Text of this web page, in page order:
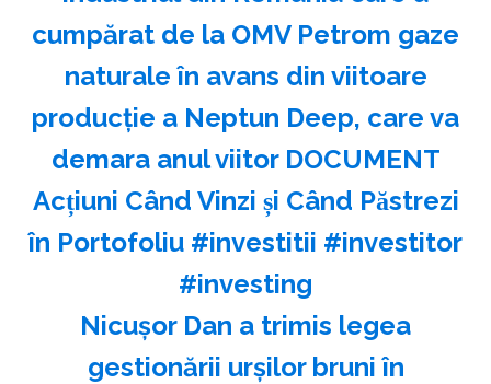
cumpărat de la OMV Petrom gaze
naturale în avans din viitoare
producție a Neptun Deep, care va
demara anul viitor DOCUMENT
Acțiuni Când Vinzi și Când Păstrezi
în Portofoliu #investitii #investitor
#investing
Nicuşor Dan a trimis legea
gestionării urşilor bruni în